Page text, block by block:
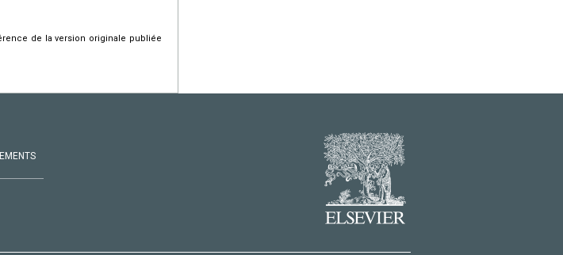
de la version originale publiée